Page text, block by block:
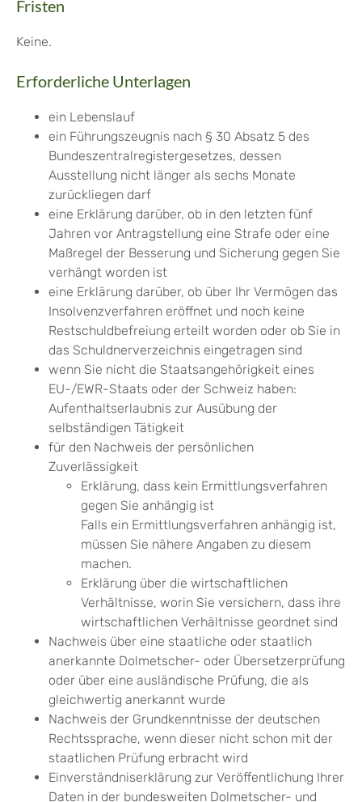
Fristen
Keine.
Erforderliche Unterlagen
ein Lebenslauf
ein Führungszeugnis nach § 30 Absatz 5 des
Bundeszentralregistergesetzes, dessen
Ausstellung nicht länger als sechs Monate
zurückliegen darf
eine Erklärung darüber, ob in den letzten fünf
Jahren vor Antragstellung eine Strafe oder eine
Maßregel der Besserung und Sicherung gegen Sie
verhängt worden ist
eine Erklärung darüber, ob über Ihr Vermögen das
Insolvenzverfahren eröffnet und noch keine
Restschuldbefreiung erteilt worden oder ob Sie in
das Schuldnerverzeichnis eingetragen sind
wenn Sie nicht die Staatsangehörigkeit eines
EU-/EWR-Staats oder der Schweiz haben:
Aufenthaltserlaubnis zur Ausübung der
selbständigen Tätigkeit
für den Nachweis der persönlichen
Zuverlässigkeit
Erklärung, dass kein Ermittlungsverfahren
gegen Sie anhängig ist
Falls ein Ermittlungsverfahren anhängig ist,
müssen Sie nähere Angaben zu diesem
machen.
Erklärung über die wirtschaftlichen
Verhältnisse, worin Sie versichern, dass ihre
wirtschaftlichen Verhältnisse geordnet sind
Nachweis über eine staatliche oder staatlich
anerkannte Dolmetscher- oder Übersetzerprüfung
oder über eine ausländische Prüfung, die als
gleichwertig anerkannt wurde
Nachweis der Grundkenntnisse der deutschen
Rechtssprache, wenn dieser nicht schon mit der
staatlichen Prüfung erbracht wird
Einverständniserklärung zur Veröffentlichung Ihrer
Daten in der bundesweiten Dolmetscher- und